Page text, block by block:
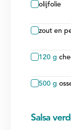
olijfolie
zout en
120 g
500 g
Salsa